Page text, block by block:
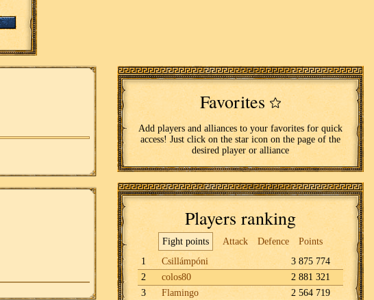
Favorites
Add players and alliances to your favorites for quick
access! Just click on the star icon on the page of the
desired player or alliance
Players ranking
Fight points Attack Defence
Points
1
Csillámpóni
3 875 774
2
colos80
2 881 321
3
Flamingo
2 564 719